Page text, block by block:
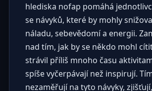
hlediska nofap pomáhá
se návyků, které by mohly
náladu, sebevědomí a energii.
nad tím, jak by se někdo mohl
strávil příliš mnoho času
spíše vyčerpávají než inspirují.
nezaměřují na tyto návyky,